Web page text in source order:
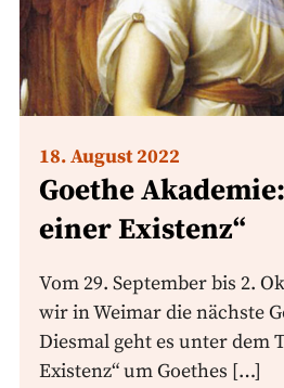
18. August 2022
Goethe
einer Existenz“
Vom 29. September bis 2.
wir in Weimar die nächste
Diesmal geht es unter dem
Existenz“ um Goethes […]